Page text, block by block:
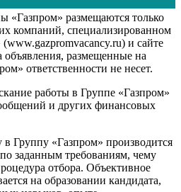
«Газпром» размещаются только
компаний, специализированном
и сайте
размещенные на
ответственности не несет.
работы в Группе «Газпром»
и других финансовых
в Группу «Газпром» производится
заданным требованиям, чему
отбора. Объективное
на образовании кандидата,